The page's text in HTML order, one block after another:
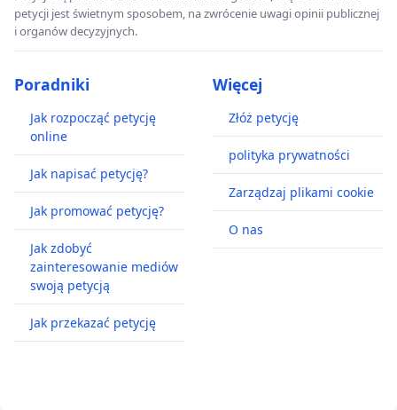
petycji jest świetnym sposobem, na zwrócenie uwagi opinii publicznej
i organów decyzyjnych.
Poradniki
Jak rozpocząć petycję
online
Jak napisać petycję?
Jak promować petycję?
Jak zdobyć
zainteresowanie mediów
swoją petycją
Jak przekazać petycję
Więcej
Złóż petycję
polityka prywatności
Zarządzaj plikami cookie
O nas